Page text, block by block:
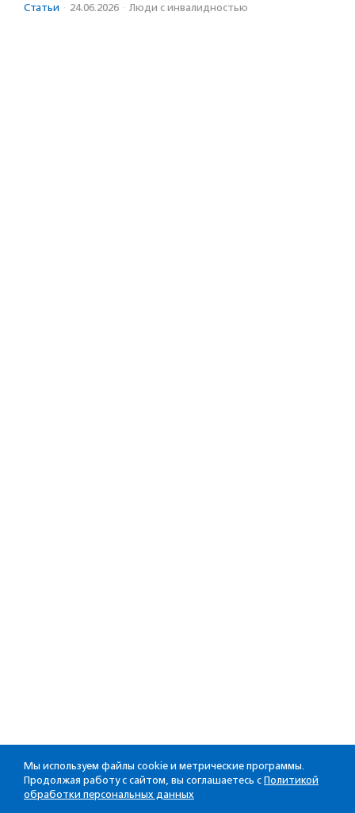
Статьи · 24.06.2026 · Люди с инвалидностью
Мы используем файлы cookie и метрические программы.
Продолжая работу с сайтом, вы соглашаетесь с Политикой
обработки персональных данных